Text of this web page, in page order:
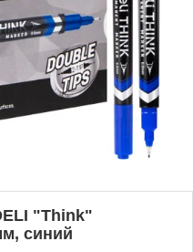
"Think"
синий